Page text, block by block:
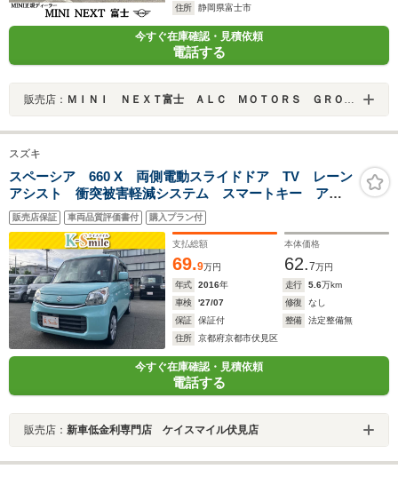
住所
静岡県富士市
今すぐ在庫確認・見積依頼
電話する
販売店： ＭＩＮＩ ＮＥＸＴ富士 ＡＬＣ ＭＯＴＯＲＳ ＧＲＯＵＰ
スズキ
スペーシア 660 X 両側電動スライドドア TV レーン
アシスト 衝突被害軽減システム スマートキー アイ
ドリングストップ 電動格納ミラー シートヒーター
ベンチシート CVT 盗難防止システム ABS ESC
販売店保証 車両品質評価書付 購入プラン付
支払総額
69.9万円
本体価格
62.7万円
年式
2016年 走行 5.6万km
車検
'27/07 修復
なし
保証
保証付 整備
法定整備無
住所
京都府京都市伏見区
今すぐ在庫確認・見積依頼
電話する
販売店： 新車低金利専門店 ケイスマイル伏見店